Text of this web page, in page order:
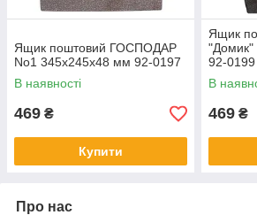
Ящик поштовий ГОСПОДАР
No1 345х245х48 мм 92-0197
В наявності
469 ₴
Купити
Ящик
"Домик"
92-0199
В
469 ₴
Про нас